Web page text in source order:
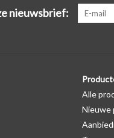
nieuwsbrief:
Alle
Nieuwe